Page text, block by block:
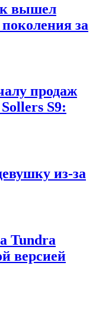
вышел
за
продаж
S9:
из-за
Tundra
версией